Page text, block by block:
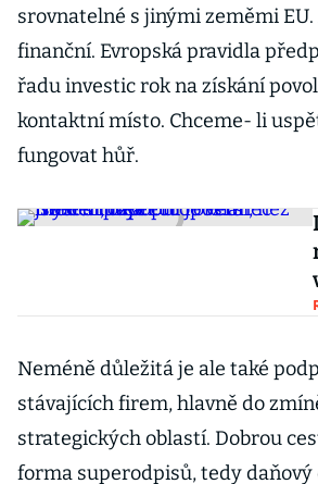
srovnatelné s jinými zeměmi
finanční. Evropská pravidla
řadu investic rok na získání
kontaktní místo. Chceme- li
fungovat hůř.
Neméně důležitá je ale také
stávajících firem, hlavně do
strategických oblastí. Dobrou
forma superodpisů, tedy daňový